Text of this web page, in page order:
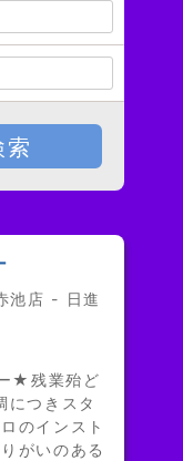
索
池店 - 日進
★残業殆ど
つきスタ
のインスト
がいのある